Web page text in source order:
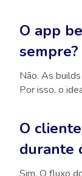
O app
sempre?
Não. As
Por isso, o
O
durante